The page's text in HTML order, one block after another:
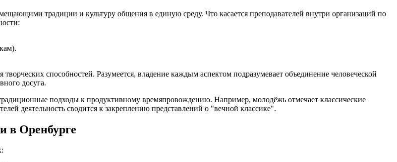
традиции и культуру общения в единую среду. Что касается преподавателей внутри организаций по
способностей. Разумеется, владение каждым аспектом подразумевает объединение человеческой
досуга.
подходы к продуктивному времяпровождению. Например, молодёжь отмечает классические
деятельность сводится к закреплению представлений о "вечной классике".
в Оренбурге